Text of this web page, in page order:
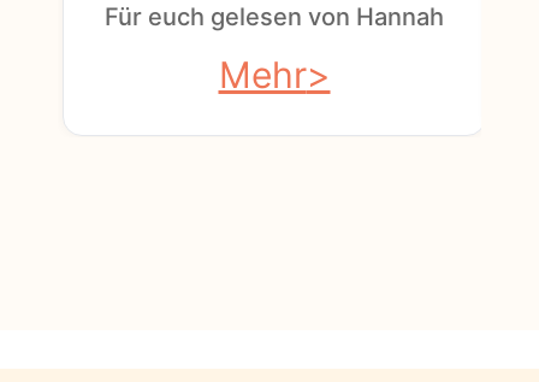
Für euch gelesen von Hannah
Mehr